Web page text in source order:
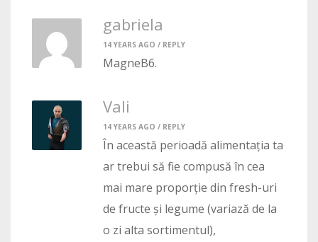
gabriela
14 YEARS AGO / REPLY
MagneB6.
Vali
14 YEARS AGO / REPLY
În această perioadă alimentația ta
ar trebui să fie compusă în cea
mai mare proporție din fresh-uri
de fructe și legume (variază de la
o zi alta sortimentul),